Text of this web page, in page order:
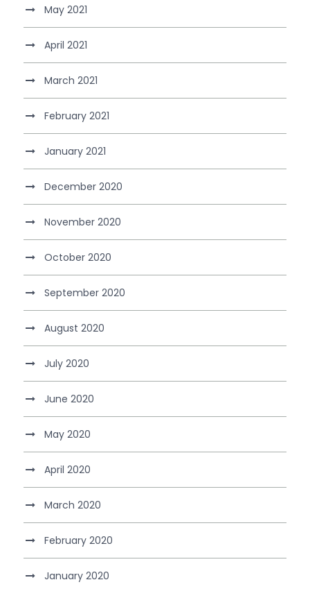
May 2021
April 2021
March 2021
February 2021
January 2021
December 2020
November 2020
October 2020
September 2020
August 2020
July 2020
June 2020
May 2020
April 2020
March 2020
February 2020
January 2020